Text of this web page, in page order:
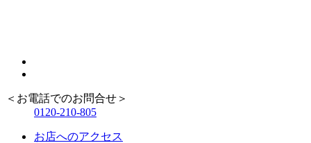
＜お電話でのお問合せ＞
0120-210-805
お店へのアクセス